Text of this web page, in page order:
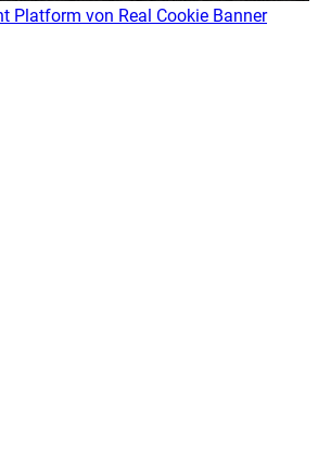
Platform von Real Cookie Banner